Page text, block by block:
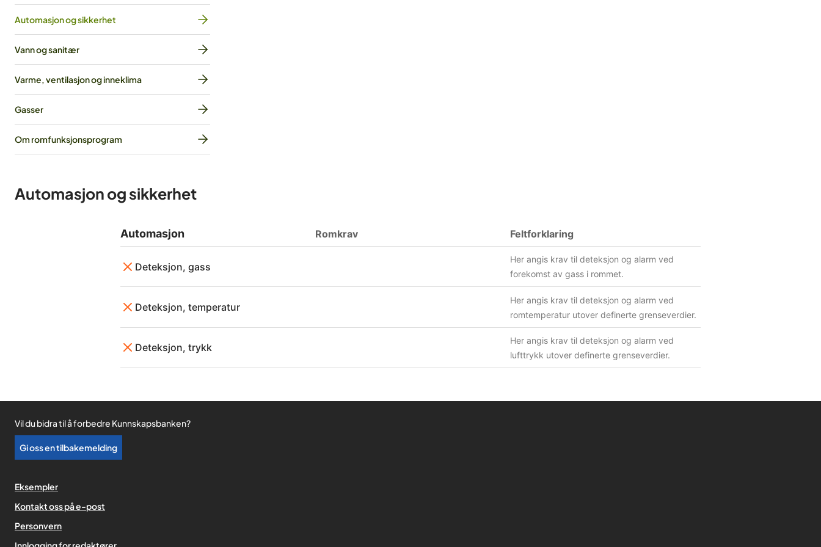
Automasjon og sikkerhet
Vann og sanitær
Varme, ventilasjon og inneklima
Gasser
Om romfunksjonsprogram
Automasjon og sikkerhet
Automasjon Romkrav Feltforklaring
Deteksjon, gass
Her angis krav til deteksjon og alarm ved
forekomst av gass i rommet.
Deteksjon, temperatur
Her angis krav til deteksjon og alarm ved
romtemperatur utover definerte grenseverdier.
Deteksjon, trykk
Her angis krav til deteksjon og alarm ved
lufttrykk utover definerte grenseverdier.
Vil du bidra til å forbedre Kunnskapsbanken?
Gi oss en tilbakemelding
Eksempler
Kontakt oss på e-post
Personvern